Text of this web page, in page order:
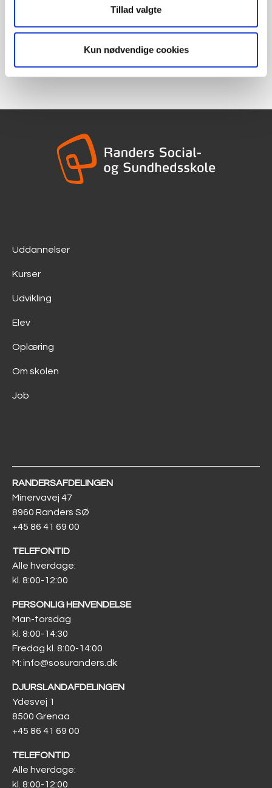
Tillad valgte
Kun nødvendige cookies
Hvis du vil tilmelde dig et enkelt fag, så henvend
dig til uddannelsesstedet.
Uddannelser
Kurser
Udvikling
Elev
Oplæring
Om skolen
Job
RANDERS­AFDELINGEN
Minervavej 47
8960 Randers SØ
+45 86 41 69 00
TELEFONTID
Alle hverdage:
kl. 8:00-12:00
PERSONLIG HENVENDELSE
Man-torsdag
kl. 8:00-14:30
Fredag kl. 8:00-14:00
M: info@sosuranders.dk
DJURSLAND­AFDELINGEN
Ydesvej 1
8500 Grenaa
+45 86 41 69 00
TELEFONTID
Alle hverdage:
kl. 8:00-12:00